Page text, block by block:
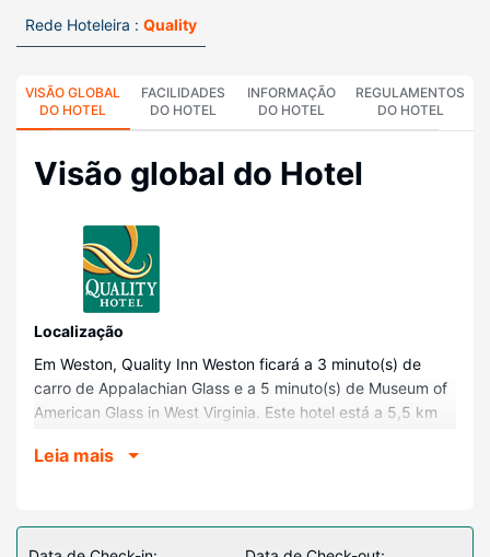
Rede Hoteleira : Quality
VISÃO GLOBAL
DO HOTEL
FACILIDADES
DO HOTEL
INFORMAÇÃO
DO HOTEL
REGULAMENTOS
DO HOTEL
Visão global do Hotel
Localização
Em Weston, Quality Inn Weston ficará a 3 minuto(s) de
carro de Appalachian Glass e a 5 minuto(s) de Museum of
American Glass in West Virginia. Este hotel está a 5,5 km
mi) de Weston State Hospital.
Sinta-se em casa num dos 70 quartos com ar
condicionado, um frigorífico e um micro-ondas. O acesso à
Leia mais